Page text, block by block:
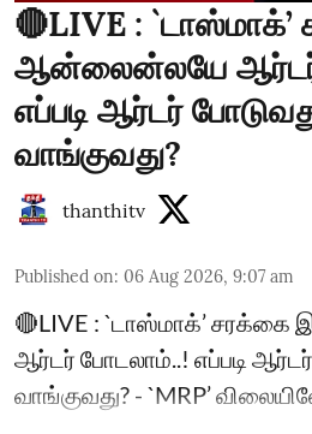
🔴LIVE :
ஆன்லைன்லயே
எப்படி ஆர்டர்
வாங்குவது?
thanthitv
Published on: 06 Aug 2026, 9:07 am
🔴LIVE : `டாஸ்மாக்’
ஆர்டர் போடலாம்..! எப்படி ஆர்டர்
வாங்குவது? - `MRP’